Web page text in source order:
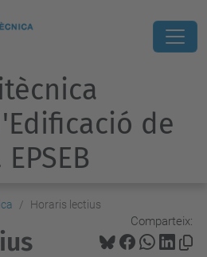
de
Horaris lectius
Comparteix: